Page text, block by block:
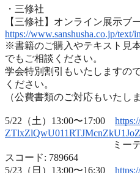
・三修社
【三修社】オンライン展示ブ
https://www.sanshusha.co.jp/text/
※書籍のご購入やテキスト見
でもご相談ください。
学会特別割引もいたしますので
ください。
（公費書類のご
5/22（土）13:00〜17:00
ミーティングID:
スコード: 789664
5/23（日）13:00〜16:30